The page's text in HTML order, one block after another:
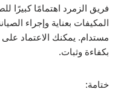
فريق الزمرد اهتمامًا كبيرًا
المكيفات بعناية وإجراء
مستدام. يمكنك الاعتماد
بكفاءة وثبات.
ختامة: